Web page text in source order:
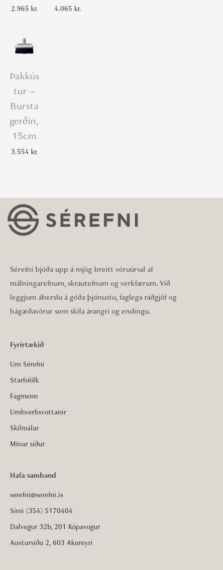
2.965 kr. 4.065 kr.
Þakkús
tur –
Bursta
gerðin,
15cm
3.554 kr.
Sérefni bjóða upp á mjög breitt vöruúrval af
málningarefnum, skrautefnum og verkfærum. Við
leggjum áherslu á góða þjónustu, faglega ráðgjöf og
hágæðavörur sem skila árangri og endingu.
Fyrirtækið
Um Sérefni
Starfsfólk
Fagmenn
Umhverfisvottanir
Skilmálar
Mínar síður
Hafa samband
serefni@serefni.is
Sími (354) 5170404
Dalvegur 32b, 201 Kópavogur
Austursíðu 2, 603 Akureyri